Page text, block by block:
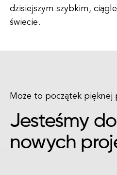
dzisiejszym szybkim,
świecie.
Może to początek pięknej
Jesteśmy
nowych